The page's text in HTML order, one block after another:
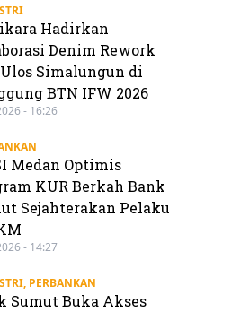
Hadirkan
Denim Rework
Simalungun di
BTN IFW 2026
- 16:26
Medan Optimis
KUR Berkah Bank
Sejahterakan Pelaku
- 14:27
, PERBANKAN
Sumut Buka Akses